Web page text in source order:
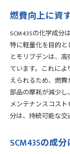
燃費向上に資
SCM435の化学成分
特に軽量化を目的
とモリブデンは、
ています。これに
えられるため、燃費
部品の摩耗が減少し
メンテナンスコス
分は、持続可能な交
SCM435の成